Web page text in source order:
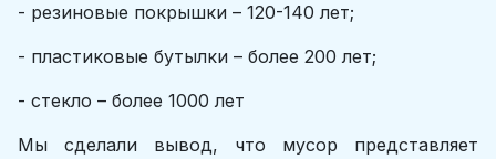
- резиновые покрышки – 120-140 лет;
- пластиковые бутылки – более 200 лет;
- стекло – более 1000 лет
Мы сделали вывод, что мусор представляет